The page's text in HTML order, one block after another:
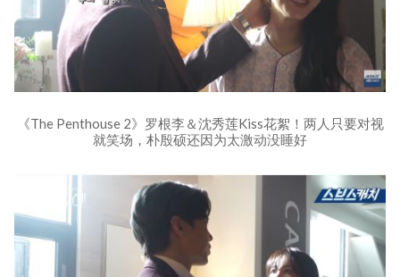
《The Penthouse 2》罗根李＆沈秀莲Kiss花絮！两人只要对视
就笑场，朴殷硕还因为太激动没睡好